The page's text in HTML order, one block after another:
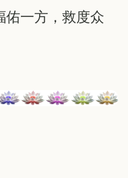
佑一方，救度众